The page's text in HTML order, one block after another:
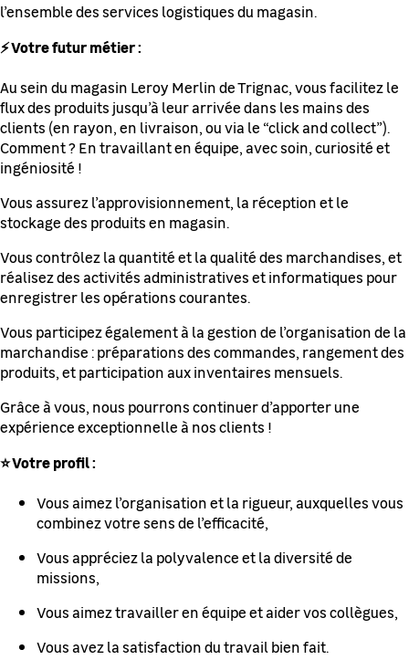
l’ensemble des services logistiques du magasin.
⚡ Votre futur métier :
Au sein du magasin Leroy Merlin de Trignac, vous facilitez le
flux des produits jusqu’à leur arrivée dans les mains des
clients (en rayon, en livraison, ou via le “click and collect”).
Comment ? En travaillant en équipe, avec soin, curiosité et
ingéniosité !
Vous assurez l’approvisionnement, la réception et le
stockage des produits en magasin.
Vous contrôlez la quantité et la qualité des marchandises, et
réalisez des activités administratives et informatiques pour
enregistrer les opérations courantes.
Vous participez également à la gestion de l’organisation de la
marchandise : préparations des commandes, rangement des
produits, et participation aux inventaires mensuels.
Grâce à vous, nous pourrons continuer d’apporter une
expérience exceptionnelle à nos clients !
⭐ Votre profil :
Vous aimez l’organisation et la rigueur, auxquelles vous
combinez votre sens de l’efficacité,
Vous appréciez la polyvalence et la diversité de
missions,
Vous aimez travailler en équipe et aider vos collègues,
Vous avez la satisfaction du travail bien fait.